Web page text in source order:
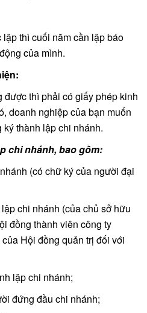
thì cuối năm cần lập báo
của mình.
thì phải có giấy phép kinh
doanh nghiệp của bạn muốn
thành lập chi nhánh.
chi nhánh, bao gồm:
(có chữ ký của người đại
chi nhánh (của chủ sở hữu
đồng thành viên công ty
Hội đồng quản trị đối với
lập chi nhánh;
đứng đầu chi nhánh;